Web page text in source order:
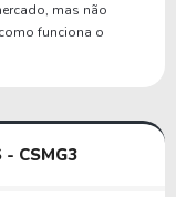
mas não
funciona o
- CSMG3